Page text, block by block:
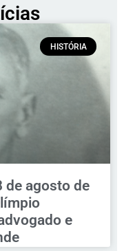
HISTÓRIA
de agosto de
e